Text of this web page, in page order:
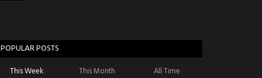
POPULAR POSTS
This Week This Month All Time